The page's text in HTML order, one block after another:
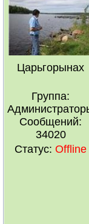
Царьгорынах
Группа:
Сообщений:
34020
Статус: Offline